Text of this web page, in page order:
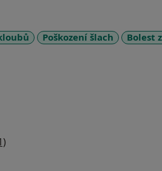
Poškození šlach
Bolest